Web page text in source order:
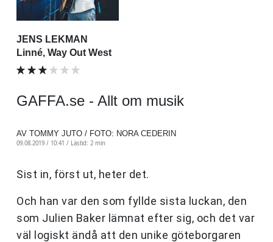
JENS LEKMAN
Linné, Way Out West
GAFFA.se - Allt om musik
AV TOMMY JUTO / FOTO: NORA CEDERIN
09.08.2019 / 10:41 / Lästid: 2 min
Sist in, först ut, heter det.
Och han var den som fyllde sista luckan, den
som Julien Baker lämnat efter sig, och det var
väl logiskt ändå att den unike göteborgaren